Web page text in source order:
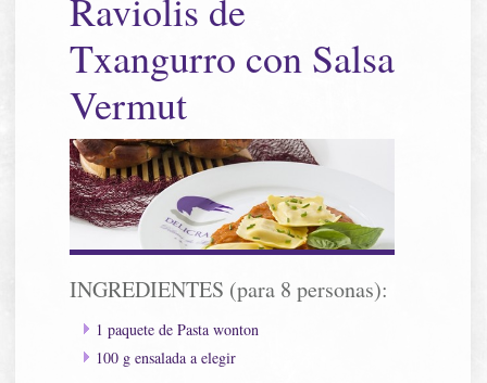
Raviolis de
Txangurro con Salsa
Vermut
INGREDIENTES (para 8 personas):
1 paquete de Pasta wonton
100 g ensalada a elegir